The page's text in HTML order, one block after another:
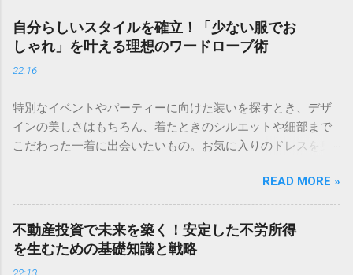
めなきゃ」と思いつつ、つい後回しにしてしまうのが資産運
用ですよね。いざ始めようと思っても、どの証券会社が良い
のか、そもそも何から手をつければいいのか分からず、立ち
止まってしまう方も多いのではないでしょうか。 お金のこと
この記事では、無理なく資産を育てるための「土台作り」か
ら、自分にぴったりの証券口座を見極めるポイントまで、初
心者の方にも分かりやすく解説します。 資産運用を始める前
すぐに株を買ってみよう！」という意気込みは素晴らしいで
すが、その前に少しだけ立ち止まってみてください。資産運
用を長く、そして心穏やかに続けるためには、最初の「設計
図」が何よりも重要です。 建物を建てる時に基礎工事が欠か
自分らしいスタイルを確立！「少ない服でお
しゃれ」を叶える理想のワードローブ術
22:16
特別なイベントやパーティーに向けた装いを探すとき、デザ
インの美しさはもちろん、着たときのシルエットや細部まで
こだわった一着に出会いたいもの。お気に入りのドレスを身
その時間を楽しむことができます。 ＞ [大切な日のための一
着を｜華やかなドレスコレクションはこちら] 洗練されたデザ
インは、どんなシーンでもあなたをより魅力的に引き立てて
くれるはずです。 「クローゼットは服で溢れているのに、今
日着ていく服がない」と悩んだことはありませんか。毎朝、
READ MORE »
不動産投資で未来を築く！安定した不労所得
を生むための基礎知識と戦略
22:13